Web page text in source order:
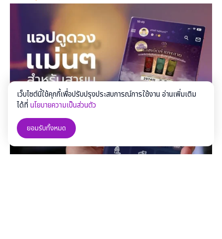
เว็บไซต์นี้ใช้คุกกี้เพื่อปรับปรุงประสบการณ์การใช้งาน อ่านเพิ่มเติม
ได้ที่นโยบายความเป็นส่วนตัว
ยอมรับทั้งหมด